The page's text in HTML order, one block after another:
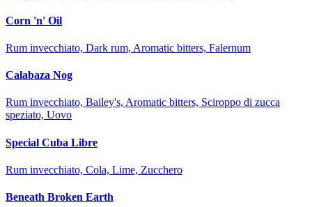
Corn 'n' Oil
Rum invecchiato, Dark rum, Aromatic bitters, Falernum
Calabaza Nog
Rum invecchiato, Bailey's, Aromatic bitters, Sciroppo di zucca
speziato, Uovo
Special Cuba Libre
Rum invecchiato, Cola, Lime, Zucchero
Beneath Broken Earth